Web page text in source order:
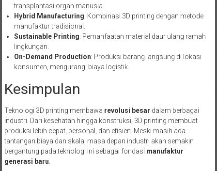
transplantasi organ manusia.
Hybrid Manufacturing: Kombinasi 3D printing dengan metode
manufaktur tradisional.
Sustainable Printing: Pemanfaatan material daur ulang ramah
lingkungan.
On-Demand Production: Produksi barang langsung di lokasi
konsumen, mengurangi biaya logistik.
Kesimpulan
Teknologi 3D printing membawa revolusi besar dalam berbagai
industri. Dari kesehatan hingga konstruksi, 3D printing membuat
produksi lebih cepat, personal, dan efisien. Meski masih ada
tantangan biaya dan skala, masa depan industri akan semakin
bergantung pada teknologi ini sebagai fondasi manufaktur
generasi baru